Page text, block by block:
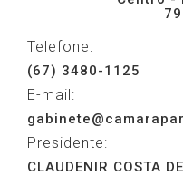
Telefone:
(67) 3480-1125
E-mail:
Presidente:
CLAUDENIR COSTA